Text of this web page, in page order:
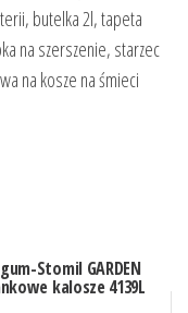
butelka 2l, tapeta
na szerszenie, starzec
na kosze na śmieci
Stomil GARDEN
kalosze 4139L